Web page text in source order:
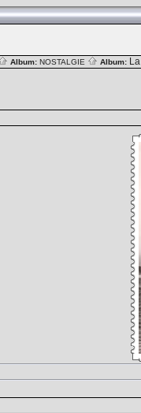
Album: NOSTALGIE Album: